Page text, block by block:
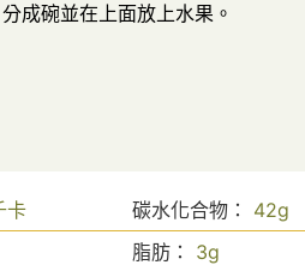
成碗並在上面放上水果。
卡 碳水化合物： 42g
脂肪： 3g